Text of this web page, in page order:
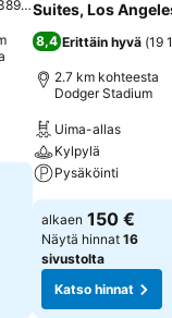
arviota)
Suites, Los
8,4 Erittäin hyvä (19
2.7 km kohteesta
Dodger Stadium
Uima-allas
Kylpylä
Pysäköinti
alkaen 150 €
Näytä hinnat 16
sivustolta
Katso hinnat